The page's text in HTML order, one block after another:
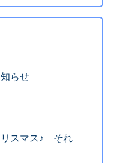
らせ
リスマス♪ それ